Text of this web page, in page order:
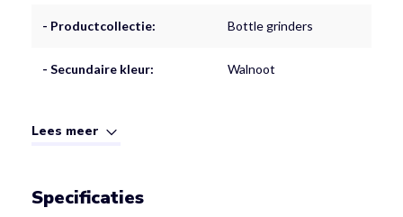
- Productcollectie: Bottle grinders
- Secundaire kleur: Walnoot
Lees meer
Specificaties